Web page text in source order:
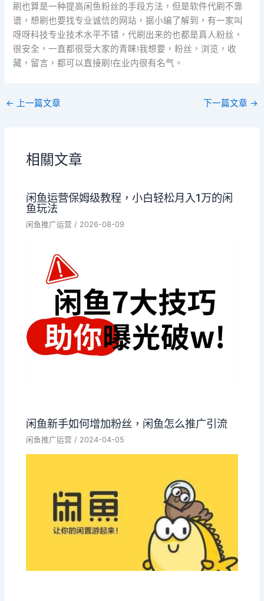
刷也算是一种提高闲鱼粉丝的手段方法，但是软件代刷不靠
谱，想刷也要找专业诚信的网站，据小编了解到，有一家叫
呀呀科技专业技术水平不错，代刷出来的也都是真人粉丝，
很安全，一直都很受大家的青睐!我想要，粉丝，浏览，收
藏，留言，都可以直接刷!在业内很有名气。
← 上一篇文章 下一篇文章 →
相關文章
闲鱼运营保姆级教程，小白轻松月入1万的闲
鱼玩法
闲鱼推广运营 / 2026-08-09
闲鱼新手如何增加粉丝，闲鱼怎么推广引流
闲鱼推广运营 / 2024-04-05